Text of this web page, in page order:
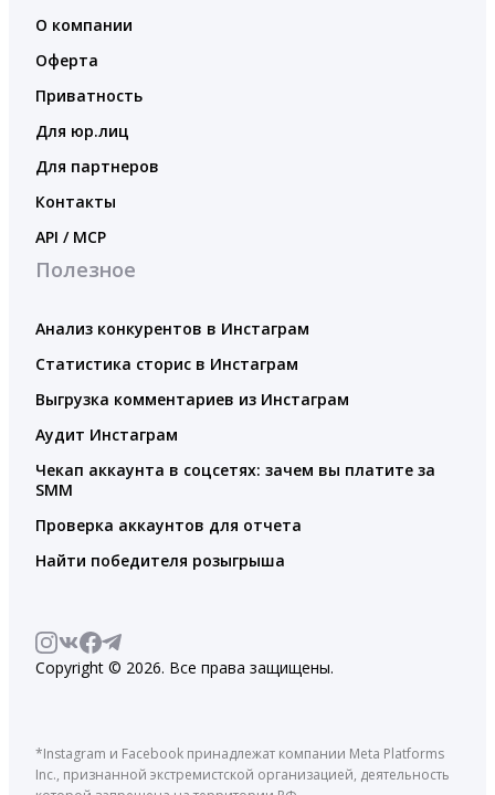
О компании
Оферта
Приватность
Для юр.лиц
Для партнеров
Контакты
API / MCP
Полезное
Анализ конкурентов в Инстаграм
Статистика сторис в Инстаграм
Выгрузка комментариев из Инстаграм
Аудит Инстаграм
Чекап аккаунта в соцсетях: зачем вы платите за
SMM
Проверка аккаунтов для отчета
Найти победителя розыгрыша
Copyright © 2026. Все права защищены.
*Instagram и Facebook принадлежат компании Meta Platforms
Inc., признанной экстремистской организацией, деятельность